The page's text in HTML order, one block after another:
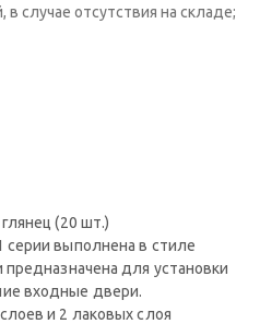
случае отсутствия на складе;
(20 шт.)
серии выполнена в стиле
для установки
входные двери.
и 2 лаковых слоя